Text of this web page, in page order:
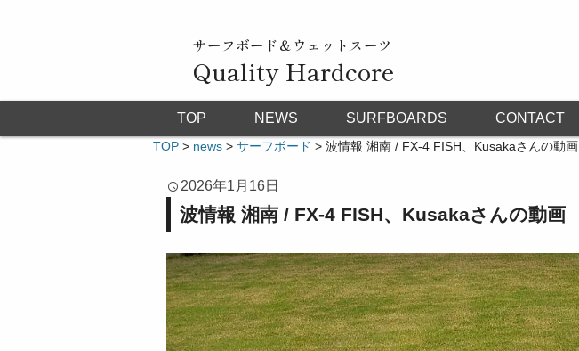
サーフボード＆ウェットスーツ
Quality Hardcore
TOP NEWS SURFBOARDS CONTACT
TOP > news > サーフボード > 波情報 湘南 / FX-4 FISH、Kusakaさんの動画
2026年1月16日
波情報 湘南 / FX-4 FISH、Kusakaさんの動画